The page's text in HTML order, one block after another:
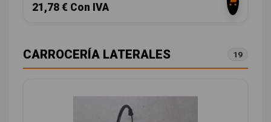
21,78 € Con IVA
CARROCERÍA LATERALES 19